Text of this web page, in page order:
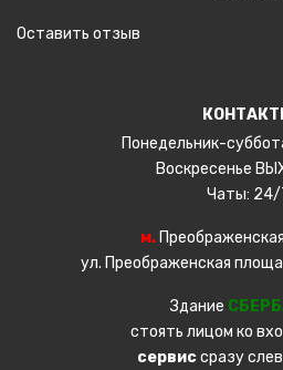
Оставить отзыв
Понедельник-
Воскресенье
Чаты: 24/
м.
ул. Преображенская
Здание
стоять лицом ко
сервиссразу